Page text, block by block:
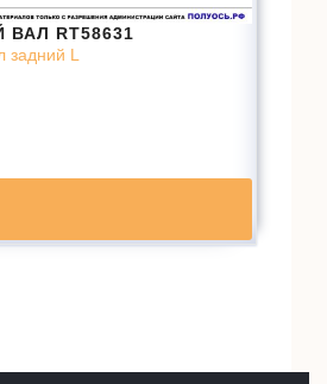
RT58631
задний L